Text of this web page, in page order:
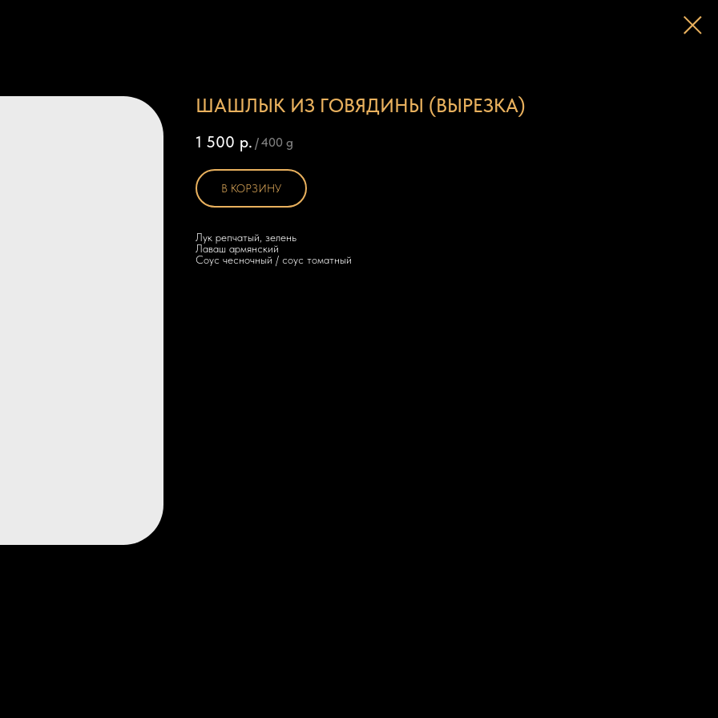
ШАШЛЫК ИЗ ГОВЯДИНЫ (ВЫРЕЗКА)
1 500 р. /400 g
В КОРЗИНУ
Лук репчатый, зелень
Лаваш армянский
Соус чесночный / соус томатный